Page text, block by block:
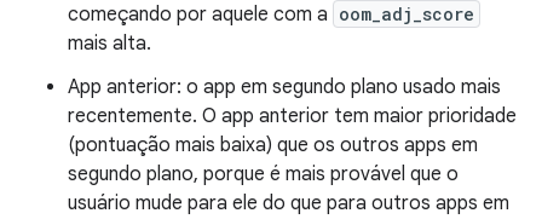
começando por aquele com a oom_adj_score
mais alta.
App anterior: o app em segundo plano usado mais
recentemente. O app anterior tem maior prioridade
(pontuação mais baixa) que os outros apps em
segundo plano, porque é mais provável que o
usuário mude para ele do que para outros apps em